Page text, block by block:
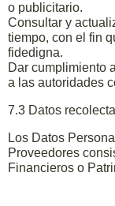
o publicitario.
Consultar y
tiempo, con el fin
fidedigna.
Dar cumplimiento
a las autoridades
7.3 Datos
Los Datos
Proveedores
Financieros o